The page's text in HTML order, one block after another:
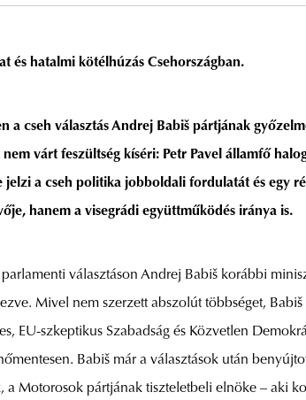
és hatalmi kötélhúzás Csehországban.
a cseh választás Andrej Babiš pártjának
várt feszültség kíséri: Petr Pavel államfő
jelzi a cseh politika jobboldali fordulatát és egy
hanem a visegrádi együttműködés iránya is.
választáson Andrej Babiš korábbi
Mivel nem szerzett abszolút többséget,
EU-szkeptikus Szabadság és Közvetlen
Babiš már a választások után
a Motorosok pártjának tiszteletbeli elnöke – aki